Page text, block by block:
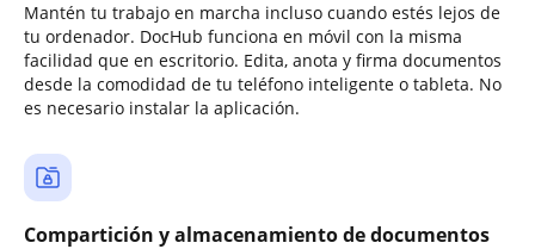
Mantén tu trabajo en marcha incluso cuando estés lejos de
tu ordenador. DocHub funciona en móvil con la misma
facilidad que en escritorio. Edita, anota y firma documentos
desde la comodidad de tu teléfono inteligente o tableta. No
es necesario instalar la aplicación.
Compartición y almacenamiento de documentos